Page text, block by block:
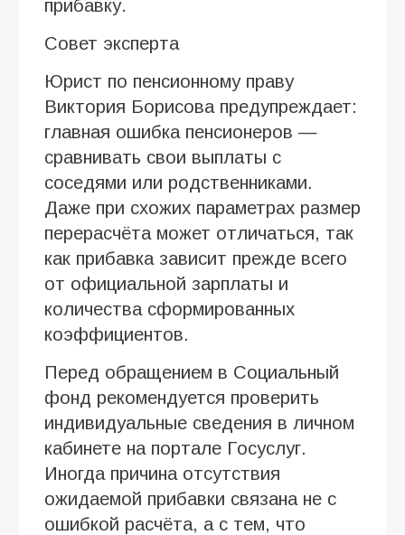
прибавку.
Совет эксперта
Юрист по пенсионному праву
Виктория Борисова предупреждает:
главная ошибка пенсионеров —
сравнивать свои выплаты с
соседями или родственниками.
Даже при схожих параметрах размер
перерасчёта может отличаться, так
как прибавка зависит прежде всего
от официальной зарплаты и
количества сформированных
коэффициентов.
Перед обращением в Социальный
фонд рекомендуется проверить
индивидуальные сведения в личном
кабинете на портале Госуслуг.
Иногда причина отсутствия
ожидаемой прибавки связана не с
ошибкой расчёта, а с тем, что